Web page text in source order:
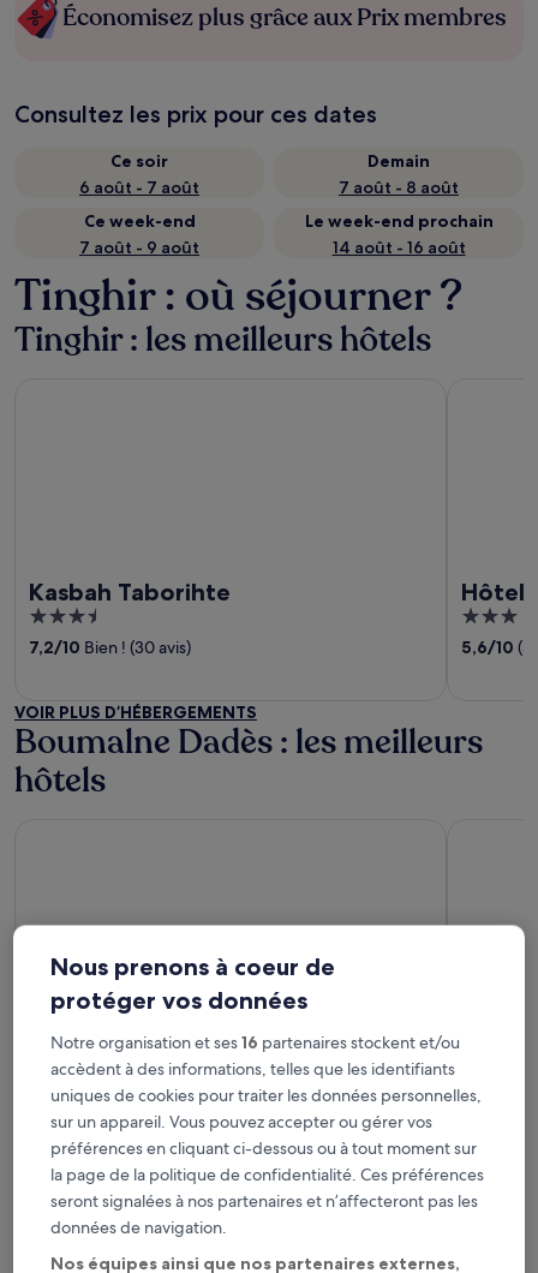
Économisez plus grâce aux Prix membres
Consultez les prix pour ces dates
Ce soir
6 août - 7 août
Demain
7 août - 8 août
Ce week-end
7 août - 9 août
Le week-end prochain
14 août - 16 août
Tinghir : où séjourner ?
Tinghir : les meilleurs hôtels
Kasbah Taborihte
3.5
out
7,2/10 Bien ! (30 avis)
Hôtel
3
out
5,6/10 (5
VOIR PLUS D’HÉBERGEMENTS
Boumalne Dadès : les meilleurs
hôtels
Palm Dades
9,8/10Exceptionnel ! (8 avis)
of
8,6
Ait Sedrate Jbel El Soufla : les
meilleurs hôtels
Eden Boutique Hotel
Nous prenons à coeur de
protéger vos données
Notre organisation et ses16 partenaires stockent et/ou
accèdent à des informations, telles que les identifiants
uniques de cookies pour traiter les données personnelles,
sur un appareil. Vous pouvez accepter ou gérer vos
préférences en cliquant ci-dessous ou à tout moment sur
la page de la politique de confidentialité. Ces préférences
seront signalées à nos partenaires et n’affecteront pas les
données de navigation.
Nos équipes ainsi que nos partenaires externes,